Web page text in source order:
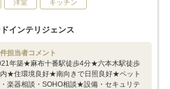
洋室 キッチン
インテリジェンス
担当者コメント
年築★麻布十番駅徒歩4分★六本木駅徒歩
★住環境良好★南向きで日照良好★ペット
楽器相談・SOHO相談★設備・セキュリテ